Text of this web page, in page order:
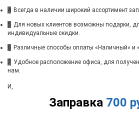
4 Всегда в наличии широкий ассортимент
5 Для новых клиентов возможны подарки,
индивидуальные скидки.
6 Различные способы оплаты «Наличный» и
7 Удобное расположение офиса, для
нам.
Заправка 700
И,